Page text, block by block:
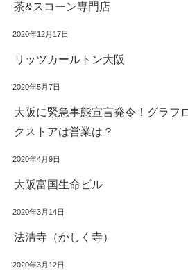
茶&スコーン専門店
2020年12月17日
リッツカールトン大阪
2020年5月7日
大阪に緊急事態宣言発令！グラフ
クストアは営業は？
2020年4月9日
大阪富国生命ビル
2020年3月14日
法清寺（かしく寺）
2020年3月12日